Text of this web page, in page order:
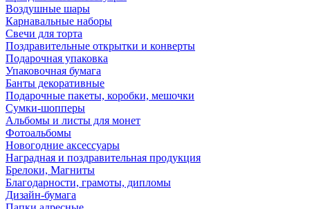
Воздушные шары
Карнавальные наборы
Свечи для торта
Поздравительные открытки и конверты
Подарочная упаковка
Упаковочная бумага
Банты декоративные
Подарочные пакеты, коробки, мешочки
Сумки-шопперы
Альбомы и листы для монет
Фотоальбомы
Новогодние аксессуары
Наградная и поздравительная продукция
Брелоки, Магниты
Благодарности, грамоты, дипломы
Дизайн-бумага